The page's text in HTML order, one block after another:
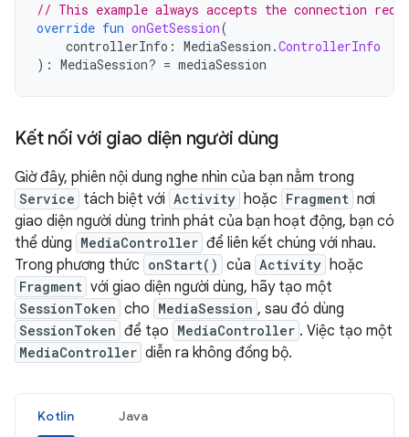
// This example always accepts the connection
override fun onGetSession(
controllerInfo : MediaSession .ControllerInfo
): MediaSession? = mediaSession
Kết nối với giao diện người dùng
Giờ đây, phiên nội dung nghe nhìn của bạn nằm trong
Service tách biệt với Activity hoặc Fragment nơi
giao diện người dùng trình phát của bạn hoạt động, bạn có
thể dùng MediaController để liên kết chúng với nhau.
Trong phương thức onStart() của Activity hoặc
Fragment với giao diện người dùng, hãy tạo một
SessionToken cho MediaSession , sau đó dùng
SessionToken để tạo MediaController . Việc tạo một
MediaController diễn ra không đồng bộ.
Kotlin Java